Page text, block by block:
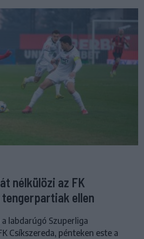
nélkülözi az FK
tengerpartiak ellen
labdarúgó Szuperliga
Csíkszereda, pénteken este a